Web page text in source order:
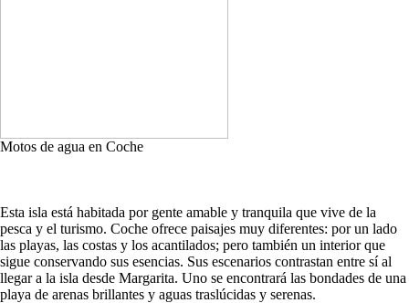
Motos de agua en Coche
Esta isla está habitada por gente amable y tranquila que vive de la
pesca y el turismo. Coche ofrece paisajes muy diferentes: por un lado
las playas, las costas y los acantilados; pero también un interior que
sigue conservando sus esencias. Sus escenarios contrastan entre sí al
llegar a la isla desde Margarita. Uno se encontrará las bondades de una
playa de arenas brillantes y aguas traslúcidas y serenas.